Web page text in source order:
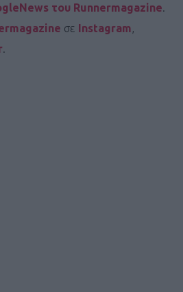
του Runnermagazine.
σε Instagram,
.